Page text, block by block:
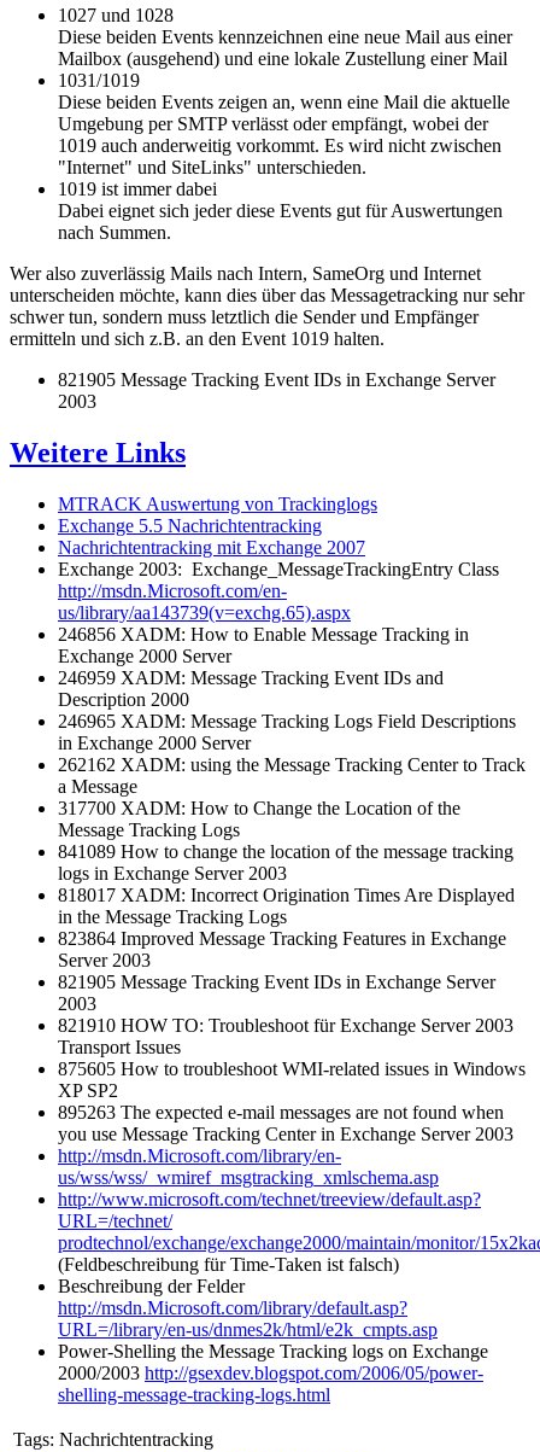
1027 und 1028
Diese beiden Events kennzeichnen eine neue Mail aus einer
Mailbox (ausgehend) und eine lokale Zustellung einer Mail
1031/1019
Diese beiden Events zeigen an, wenn eine Mail die aktuelle
Umgebung per SMTP verlässt oder empfängt, wobei der
1019 auch anderweitig vorkommt. Es wird nicht zwischen
"Internet" und SiteLinks" unterschieden.
1019 ist immer dabei
Dabei eignet sich jeder diese Events gut für Auswertungen
nach Summen.
Wer also zuverlässig Mails nach Intern, SameOrg und Internet
unterscheiden möchte, kann dies über das Messagetracking nur sehr
schwer tun, sondern muss letztlich die Sender und Empfänger
ermitteln und sich z.B. an den Event 1019 halten.
821905 Message Tracking Event IDs in Exchange Server
2003
Weitere Links
MTRACK Auswertung von Trackinglogs
Exchange 5.5 Nachrichtentracking
Nachrichtentracking mit Exchange 2007
Exchange 2003: Exchange_MessageTrackingEntry Class
http://msdn.Microsoft.com/en-
us/library/aa143739(v=exchg.65).aspx
246856 XADM: How to Enable Message Tracking in
Exchange 2000 Server
246959 XADM: Message Tracking Event IDs and
Description 2000
246965 XADM: Message Tracking Logs Field Descriptions
in Exchange 2000 Server
262162 XADM: using the Message Tracking Center to Track
a Message
317700 XADM: How to Change the Location of the
Message Tracking Logs
841089 How to change the location of the message tracking
logs in Exchange Server 2003
818017 XADM: Incorrect Origination Times Are Displayed
in the Message Tracking Logs
823864 Improved Message Tracking Features in Exchange
Server 2003
821905 Message Tracking Event IDs in Exchange Server
2003
821910 HOW TO: Troubleshoot für Exchange Server 2003
Transport Issues
875605 How to troubleshoot WMI-related issues in Windows
XP SP2
895263 The expected e-mail messages are not found when
you use Message Tracking Center in Exchange Server 2003
http://msdn.Microsoft.com/library/en-
us/wss/wss/_wmiref_msgtracking_xmlschema.asp
http://www.microsoft.com/technet/treeview/default.asp?
URL=/technet/
prodtechnol/exchange/exchange2000/maintain/monitor/
(Feldbeschreibung für Time-Taken ist falsch)
Beschreibung der Felder
http://msdn.Microsoft.com/library/default.asp?
URL=/library/en-us/dnmes2k/html/e2k_cmpts.asp
Power-Shelling the Message Tracking logs on Exchange
2000/2003 http://gsexdev.blogspot.com/2006/05/power-
shelling-message-tracking-logs.html
Tags: Nachrichtentracking